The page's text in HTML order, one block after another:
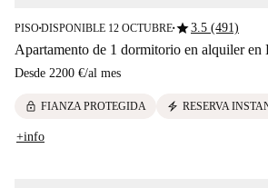
PISO■DISPONIBLE 12 OCTUBRE■star3.5 (491)
Apartamento de 1 dormitorio en alquiler en
Desde 2200 €/al mes
lock FIANZA PROTEGIDA electric_bolt RESERVA
+info